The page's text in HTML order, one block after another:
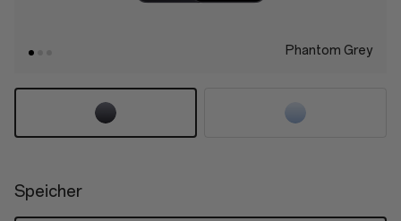
Phantom Grey
Speicher